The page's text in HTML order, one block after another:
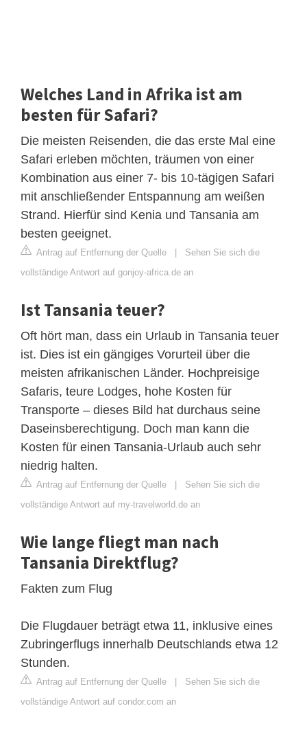
Welches Land in Afrika ist am
besten für Safari?
Die meisten Reisenden, die das erste Mal eine
Safari erleben möchten, träumen von einer
Kombination aus einer 7- bis 10-tägigen Safari
mit anschließender Entspannung am weißen
Strand. Hierfür sind Kenia und Tansania am
besten geeignet.
Antrag auf Entfernung der Quelle | Sehen Sie sich die
vollständige Antwort auf gonjoy-africa.de an
Ist Tansania teuer?
Oft hört man, dass ein Urlaub in Tansania teuer
ist. Dies ist ein gängiges Vorurteil über die
meisten afrikanischen Länder. Hochpreisige
Safaris, teure Lodges, hohe Kosten für
Transporte – dieses Bild hat durchaus seine
Daseinsberechtigung. Doch man kann die
Kosten für einen Tansania-Urlaub auch sehr
niedrig halten.
Antrag auf Entfernung der Quelle | Sehen Sie sich die
vollständige Antwort auf my-travelworld.de an
Wie lange fliegt man nach
Tansania Direktflug?
Fakten zum Flug
Die Flugdauer beträgt etwa 11, inklusive eines
Zubringerflugs innerhalb Deutschlands etwa 12
Stunden.
Antrag auf Entfernung der Quelle | Sehen Sie sich die
vollständige Antwort auf condor.com an